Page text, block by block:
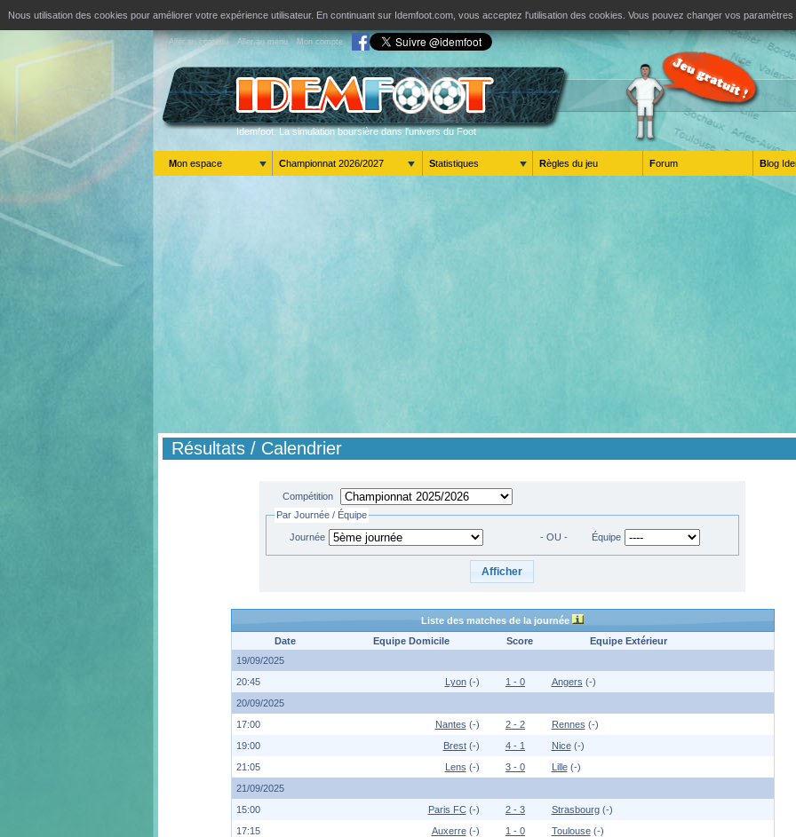
Nous utilisation des cookies pour améliorer votre expérience utilisateur. En continuant sur Idemfoot.com, vous acceptez l'utilisation des cookies. Vous pouvez changer vos
Aller au contenu Aller au menu Mon compte
Idemfoot. La simulation boursière dans l'univers du Foot
Mon espace Championnat 2026/2027 Statistiques Règles du jeu Forum Blog
Résultats / Calendrier
Compétition
Par Journée / Équipe
Journée - OU - Équipe
Liste des matches de la journée
Date
Equipe Domicile Score
Equipe Extérieur
19/09/2025
20:45
Lyon(-) 1 - 0 Angers (-)
20/09/2025
17:00
Nantes (-) 2 - 2 Rennes (-)
19:00
Brest(-) 4 - 1 Nice(-)
21:05
Lens (-) 3 - 0 Lille(-)
21/09/2025
15:00
Paris FC(-) 2 - 3 Strasbourg(-)
17:15
Auxerre(-) 1 - 0 Toulouse(-)